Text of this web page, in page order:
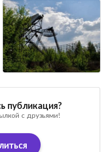
публикация?
с друзьями!